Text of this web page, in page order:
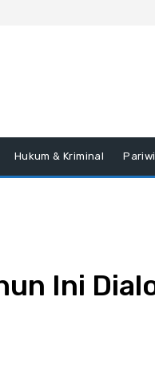
Hukum & Kriminal
Ini